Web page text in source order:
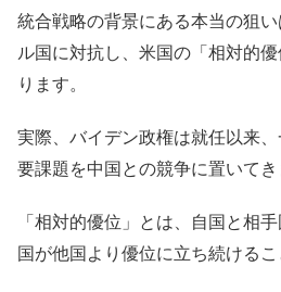
統合戦略の背景にある本当の狙い
ル国に対抗し、米国の「相対的
ります。
実際、バイデン政権は就任以来
要課題を中国との競争に置いてき
「相対的優位」とは、自国と相
国が他国より優位に立ち続けるこ